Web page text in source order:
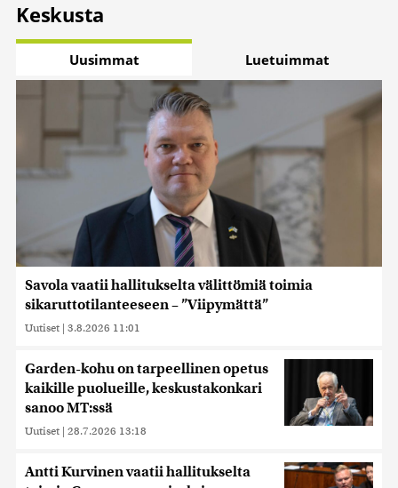
Keskusta
Uusimmat Luetuimmat
Savola vaatii hallitukselta välittömiä toimia
sikaruttotilanteeseen – ”Viipymättä”
Uutiset | 3.8.2026 11:01
Garden-kohu on tarpeellinen opetus
kaikille puolueille, keskustakonkari
sanoo MT:ssä
Uutiset | 28.7.2026 13:18
Antti Kurvinen vaatii hallitukselta